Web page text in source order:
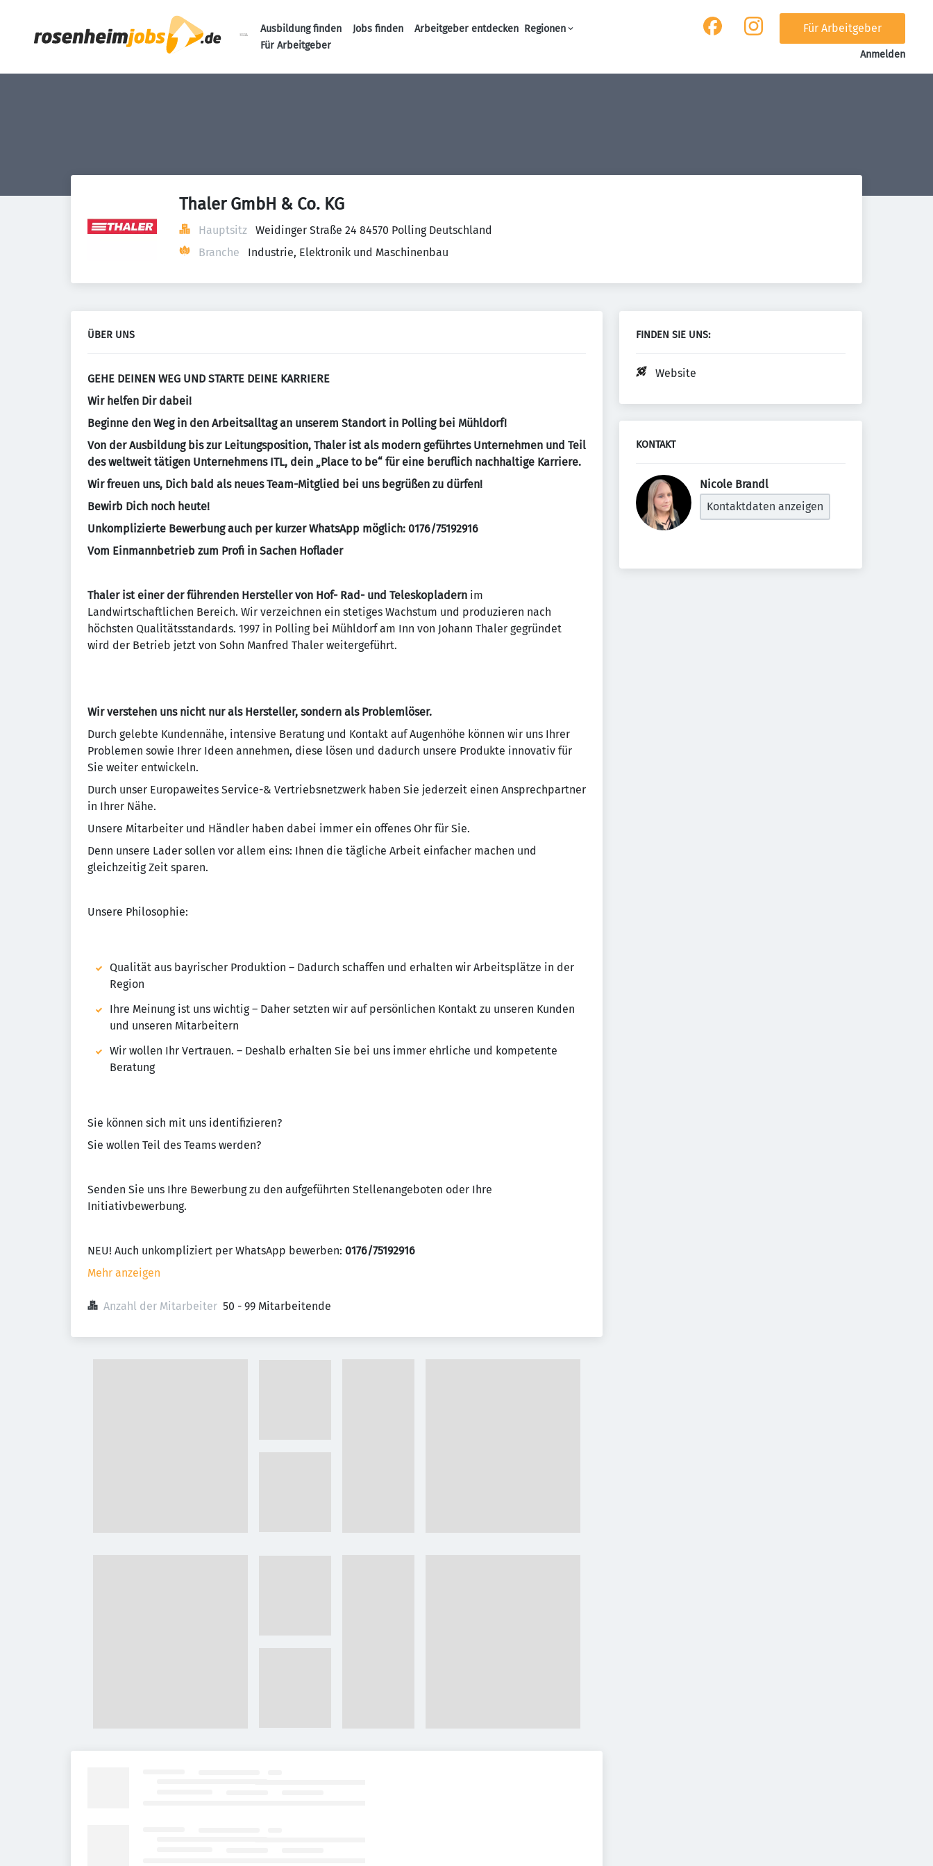
Ausbildung finden Jobs finden Arbeitgeber entdecken Regionen
Für Arbeitgeber
Für Arbeitgeber
Anmelden
Thaler GmbH & Co. KG
Hauptsitz
Weidinger Straße 24 84570 Polling Deutschland
Branche
Industrie, Elektronik und Maschinenbau
ÜBER UNS
GEHE DEINEN WEG UND STARTE DEINE KARRIERE
Wir helfen Dir dabei!
Beginne den Weg in den Arbeitsalltag an unserem Standort in Polling bei Mühldorf!
Von der Ausbildung bis zur Leitungsposition, Thaler ist als modern geführtes Unternehmen und Teil
des weltweit tätigen Unternehmens ITL, dein „Place to be“ für eine beruflich nachhaltige Karriere.
Wir freuen uns, Dich bald als neues Team-Mitglied bei uns begrüßen zu dürfen!
Bewirb Dich noch heute!
Unkomplizierte Bewerbung auch per kurzer WhatsApp möglich: 0176/75192916
Vom Einmannbetrieb zum Profi in Sachen Hoflader
Thaler ist einer der führenden Hersteller von Hof- Rad- und Teleskopladern im
Landwirtschaftlichen Bereich. Wir verzeichnen ein stetiges Wachstum und produzieren nach
höchsten Qualitätsstandards. 1997 in Polling bei Mühldorf am Inn von Johann Thaler gegründet
wird der Betrieb jetzt von Sohn Manfred Thaler weitergeführt.
Wir verstehen uns nicht nur als Hersteller, sondern als Problemlöser.
Durch gelebte Kundennähe, intensive Beratung und Kontakt auf Augenhöhe können wir uns Ihrer
Problemen sowie Ihrer Ideen annehmen, diese lösen und dadurch unsere Produkte innovativ für
Sie weiter entwickeln.
Durch unser Europaweites Service-& Vertriebsnetzwerk haben Sie jederzeit einen Ansprechpartner
in Ihrer Nähe.
Unsere Mitarbeiter und Händler haben dabei immer ein offenes Ohr für Sie.
Denn unsere Lader sollen vor allem eins: Ihnen die tägliche Arbeit einfacher machen und
gleichzeitig Zeit sparen.
Unsere Philosophie:
Qualität aus bayrischer Produktion – Dadurch schaffen und erhalten wir Arbeitsplätze in der
Region
Ihre Meinung ist uns wichtig – Daher setzten wir auf persönlichen Kontakt zu unseren Kunden
und unseren Mitarbeitern
Wir wollen Ihr Vertrauen. – Deshalb erhalten Sie bei uns immer ehrliche und kompetente
Beratung
Sie können sich mit uns identifizieren?
Sie wollen Teil des Teams werden?
Senden Sie uns Ihre Bewerbung zu den aufgeführten Stellenangeboten oder Ihre
Initiativbewerbung.
NEU! Auch unkompliziert per WhatsApp bewerben: 0176/75192916
Mehr anzeigen
Anzahl der Mitarbeiter 50 - 99 Mitarbeitende
FINDEN SIE UNS:
Website
KONTAKT
Nicole Brandl
Kontaktdaten anzeigen